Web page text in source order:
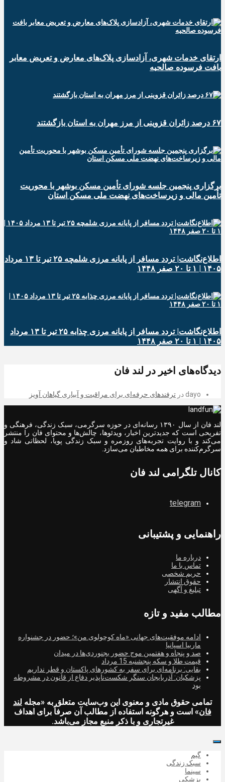
ارتقای خدمات شهری، آزادسازی پلاک‌های معارض و تعریض معابر
بافت فرسوده صالحیه
۶۷ درصد زائران قزوینی از مرز مهران به استان بازگشتند
برگزاری پنجمین جلسه شورای تأمین مسکن بوشهر با محوریت
تأمین مالی و زیرساخت‌های نهضت ملی مسکن استان
اطلاع‌نگاشت| تردد مسافر از پایانه‌ مرزی شلمچه ۲۵ تیر تا ۱۳ مرداد
۱۴۰۵ | ۱ تا ۲۰ صفر ۱۴۴۸
اطلاع‌نگاشت| تردد مسافر از پایانه‌ مرزی چذابه ۲۵ تیر تا ۱۳ مرداد
۱۴۰۵ | ۱ تا ۲۰ صفر ۱۴۴۸
دیدگاه‌های اخیر در لند فان
dayo در ترفندهای حرفه‌ای برای مراقبت و آبیاری گیاهان آویز
لند فان از سال ۱۳۹۰ رسانه‌ای در حوزه سرگرمی، سبک زندگی، فرهنگی و
تفریحی است که جدیدترین اخبار، ویدئوها، چالش‌ها و محتوای فان را منتشر
می‌کند و با روایت تجربه‌های روزمره و سبک زندگی پویا، لحظاتی شاد و
سرگرم‌کننده برای همه مخاطبان می‌سازد.
کانال تلگرامی لند فان
telegram
راهنمایی و پشتیبانی
درباره ما
تماس با ما
حریم شخصی
حقوق انتشار
تبلیغ و آگهی
مطالب مفید و تازه
ادامه موفقیت‌های جهانی «ماه کوچولوی من»؛ حضور در جشنواره
ماربیا اسپانیا
صد و پنجاه و هفتمین موج حضور بجنوردی‌ها در میدان
قیمت طلا و سکه پنجشنبه 15 مرداد
بقایی: برنامه‌ای برای سفر به کشورهای پاکستان و قطر نداریم
پزشکیان: آذربایجان سنگر شکست‌ناپذیر دفاع از قانون در مشروطه
بود
تمامی حقوق مادی و معنوی این وب‌سایت متعلق به «مجله لند
فان» است و هرگونه استفاده از مطالب آن صرفاً برای اهداف
غیرتجاری و با ذکر منبع مجاز می‌باشد.
گیم
سبک زندگی
سینما
پزشکی